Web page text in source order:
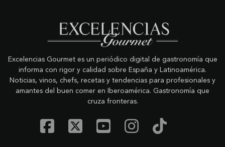
Excelencias Gourmet es un periódico digital de gastronomía que
informa con rigor y calidad sobre España y Latinoamérica.
Noticias, vinos, chefs, recetas y tendencias para profesionales y
amantes del buen comer en Iberoamérica. Gastronomía que
cruza fronteras.